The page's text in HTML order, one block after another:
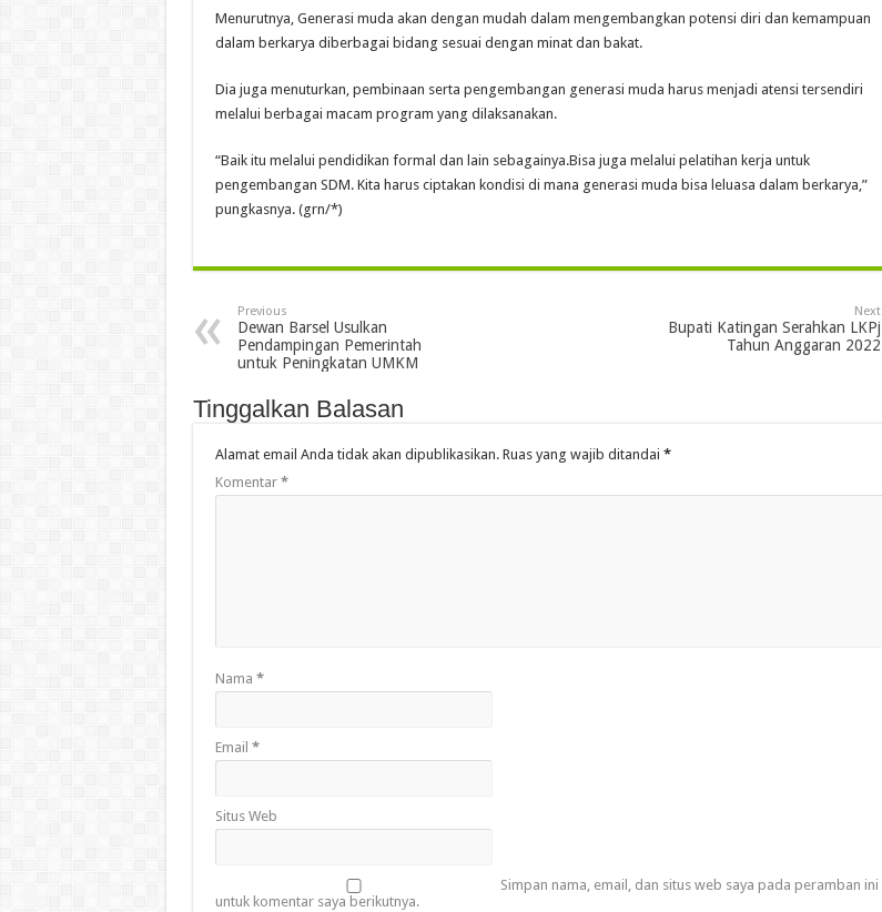
Menurutnya, Generasi muda akan dengan mudah dalam mengembangkan potensi diri dan kemampuan
dalam berkarya diberbagai bidang sesuai dengan minat dan bakat.
Dia juga menuturkan, pembinaan serta pengembangan generasi muda harus menjadi atensi tersendiri
melalui berbagai macam program yang dilaksanakan.
“Baik itu melalui pendidikan formal dan lain sebagainya.Bisa juga melalui pelatihan kerja untuk
pengembangan SDM. Kita harus ciptakan kondisi di mana generasi muda bisa leluasa dalam berkarya,”
pungkasnya. (grn/*)
Previous
Dewan Barsel Usulkan
Pendampingan Pemerintah
untuk Peningkatan UMKM
Next
Bupati Katingan Serahkan LKPj
Tahun Anggaran 2022
Tinggalkan Balasan
Alamat email Anda tidak akan dipublikasikan. Ruas yang wajib ditandai *
Komentar *
Nama *
Email *
Situs Web
Simpan nama, email, dan situs web saya pada peramban ini
untuk komentar saya berikutnya.